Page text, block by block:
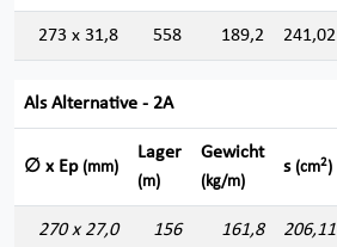
273 x 31,8 558 189,2 241,02
Als Alternative - 2A
∅ x Ep (mm)
Lager
(m)
Gewicht
(kg/m)
s (cm2)
270 x 27,0 156 161,8 206,11